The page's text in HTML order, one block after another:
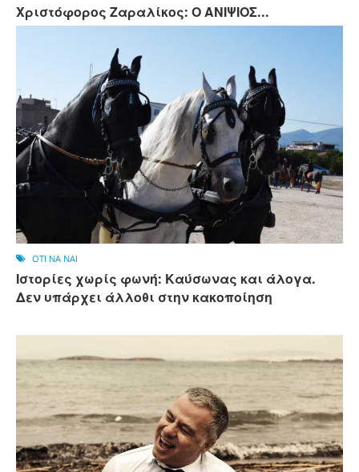
Χριστόφορος Ζαραλίκος: Ο ΑΝΙΨΙΟΣ...
OTI NA NAI
Ιστορίες χωρίς φωνή: Καύσωνας και άλογα.
Δεν υπάρχει άλλοθι στην κακοποίηση